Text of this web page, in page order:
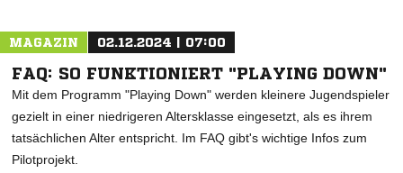
MAGAZIN 02.12.2024 | 07:00
FAQ: SO FUNKTIONIERT "PLAYING DOWN"
Mit dem Programm "Playing Down" werden kleinere Jugendspieler
gezielt in einer niedrigeren Altersklasse eingesetzt, als es ihrem
tatsächlichen Alter entspricht. Im FAQ gibt's wichtige Infos zum
Pilotprojekt.